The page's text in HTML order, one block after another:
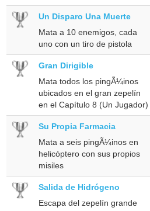
Un Disparo Una Muerte
Mata a 10 enemigos, cada
uno con un tiro de pistola
Gran Dirigible
Mata todos los pingÃ¼inos
ubicados en el gran zepelín
en el Capítulo 8 (Un Jugador)
Su Propia Farmacia
Mata a seis pingÃ¼inos en
helicóptero con sus propios
misiles
Salida de Hidrógeno
Escapa del zepelín grande